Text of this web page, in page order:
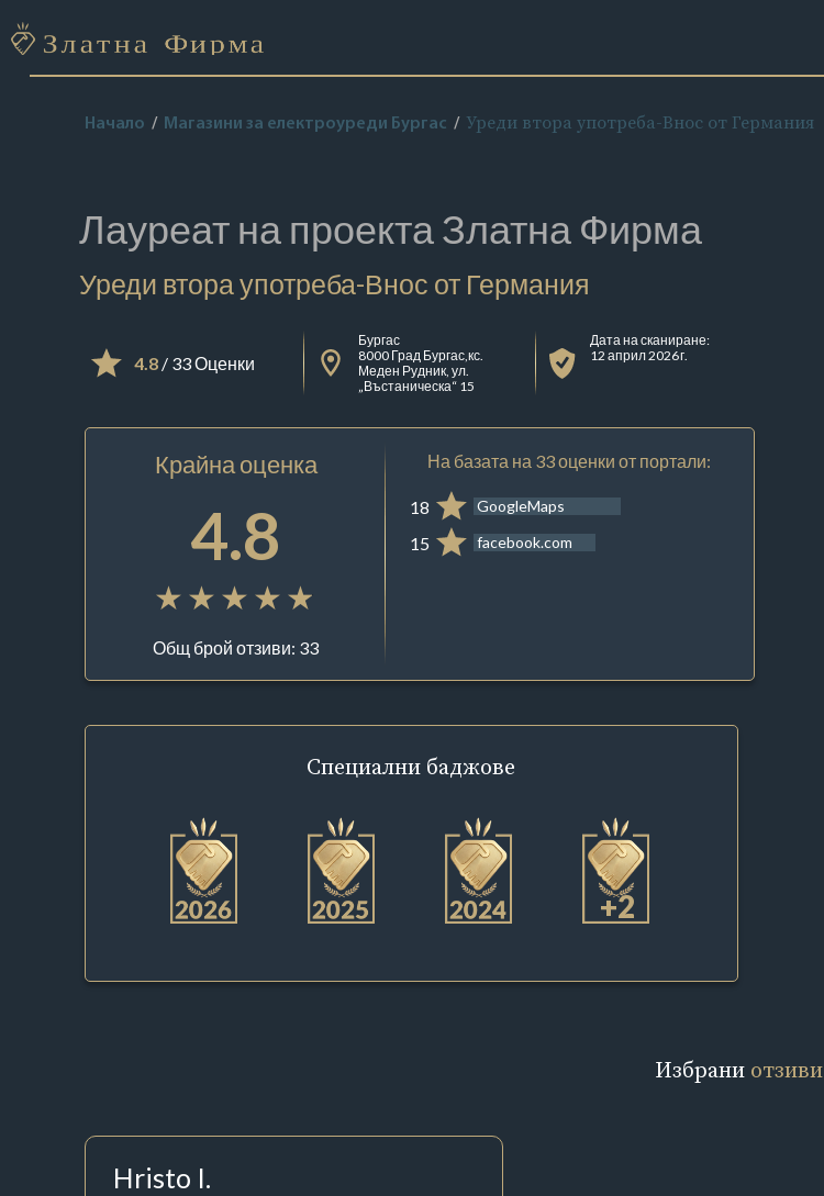
Начало Магазини за електроуреди Бургас Уреди втора употреба-Внос от Германия
Лауреат на проектаЗлатна Фирма
Уреди втора употреба-Внос от Германия
4.8/ 33 Оценки
Бургас
8000 Град Бургас,кс.
Меден Рудник, ул.
„Въстаническа“ 15
Дата на сканиране:
12 април 2026 г.
Крайна оценка
4.8
Общ брой отзиви: 33
На базата на 33 оценки от портали:
18 GoogleMaps
15 facebook.com
Специални баджове
+2
Избрани отзиви
Hristo I.